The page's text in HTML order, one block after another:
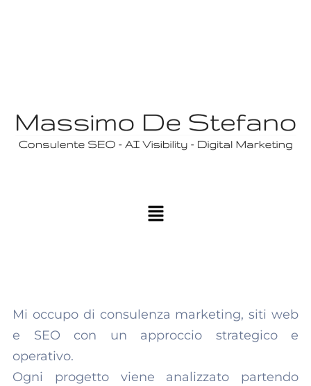
Mi occupo di consulenza marketing, siti web
e SEO con un approccio strategico e
operativo.
Ogni progetto viene analizzato partendo